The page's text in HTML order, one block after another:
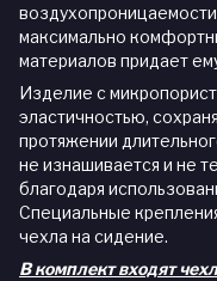
максимально
материалов придает
Изделие с
эластичностью,
протяжении
не изнашивается и не
благодаря
Специальные
чехла на сидение.
В комплект входят